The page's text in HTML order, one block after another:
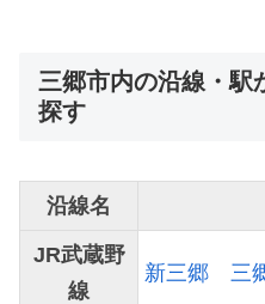
三郷市内の沿線・駅
探す
沿線名
JR武蔵野
線
新三郷 三